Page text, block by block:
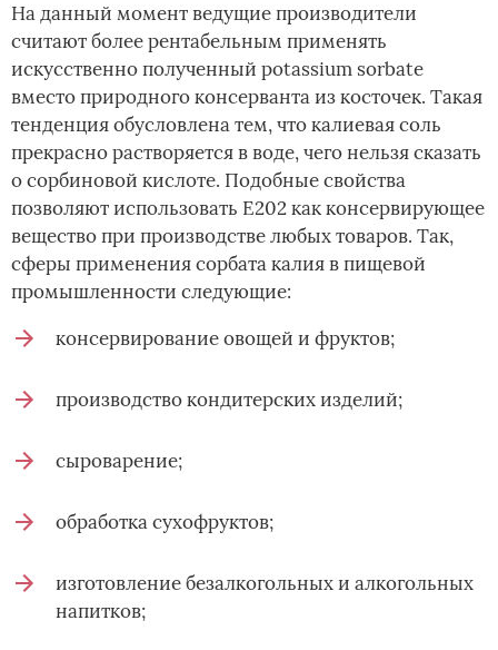
На данный момент ведущие производители
считают более рентабельным применять
искусственно полученный potassium sorbate
вместо природного консерванта из косточек. Такая
тенденция обусловлена тем, что калиевая соль
прекрасно растворяется в воде, чего нельзя сказать
о сорбиновой кислоте. Подобные свойства
позволяют использовать Е202 как консервирующее
вещество при производстве любых товаров. Так,
сферы применения сорбата калия в пищевой
промышленности следующие:
консервирование овощей и фруктов;
производство кондитерских изделий;
сыроварение;
обработка сухофруктов;
изготовление безалкогольных и алкогольных
напитков;